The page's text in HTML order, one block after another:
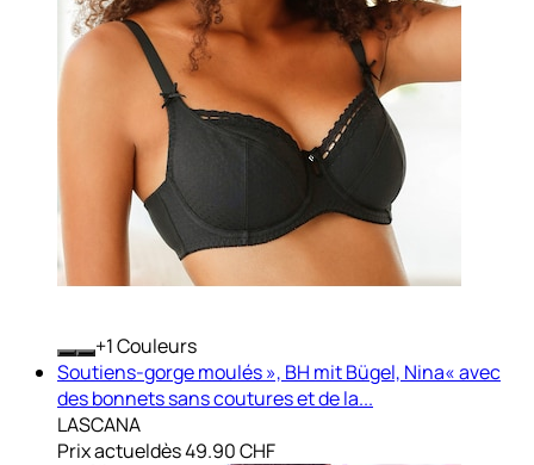
+ Couleurs
Soutiens-gorge moulés », BH mit Bügel, Nina« avec
des bonnets sans coutures et de la...
LASCANA
Prix actueldès49.90 CHF